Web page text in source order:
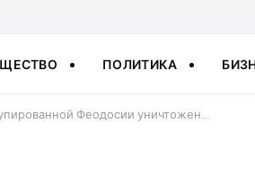
ПОЛИТИКА
Феодосии уничтожен…